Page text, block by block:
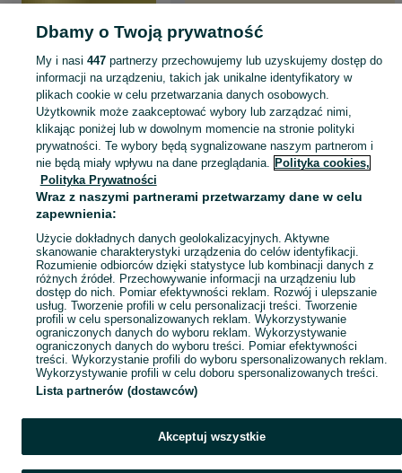
Dbamy o Twoją prywatność
My i nasi 447partnerzy przechowujemy lub uzyskujemy dostęp do
informacji na urządzeniu, takich jak unikalne identyfikatory w
plikach cookie w celu przetwarzania danych osobowych.
Użytkownik może zaakceptować wybory lub zarządzać nimi,
klikając poniżej lub w dowolnym momencie na stronie polityki
prywatności. Te wybory będą sygnalizowane naszym partnerom i
nie będą miały wpływu na dane przeglądania. Polityka cookies,
Polityka Prywatności
Wraz z naszymi partnerami przetwarzamy dane w celu
zapewnienia:
Użycie dokładnych danych geolokalizacyjnych. Aktywne
skanowanie charakterystyki urządzenia do celów identyfikacji.
Rozumienie odbiorców dzięki statystyce lub kombinacji danych z
różnych źródeł. Przechowywanie informacji na urządzeniu lub
dostęp do nich. Pomiar efektywności reklam. Rozwój i ulepszanie
usług. Tworzenie profili w celu personalizacji treści. Tworzenie
profili w celu spersonalizowanych reklam. Wykorzystywanie
ograniczonych danych do wyboru reklam. Wykorzystywanie
ograniczonych danych do wyboru treści. Pomiar efektywności
treści. Wykorzystanie profili do wyboru spersonalizowanych reklam.
Wykorzystywanie profili w celu doboru spersonalizowanych treści.
Lista partnerów (dostawców)
Akceptuj wszystkie